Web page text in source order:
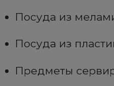
Посуда из
Посуда из
Предметы